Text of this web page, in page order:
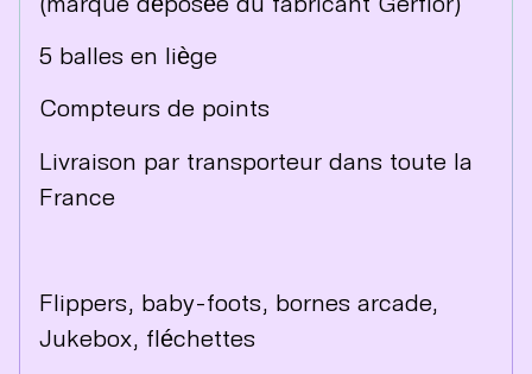
5 balles en liège
Compteurs de points
Livraison par transporteur dans toute la
France
Flippers, baby-foots, bornes arcade,
Jukebox, fléchettes